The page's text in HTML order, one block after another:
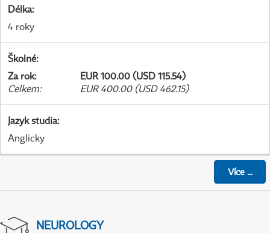
Délka:
4 roky
Školné:
Za rok:
EUR 100.00 (USD 115.54)
Celkem: EUR 400.00 (USD 462.15)
Jazyk studia:
Anglicky
Více...
NEUROLOGY